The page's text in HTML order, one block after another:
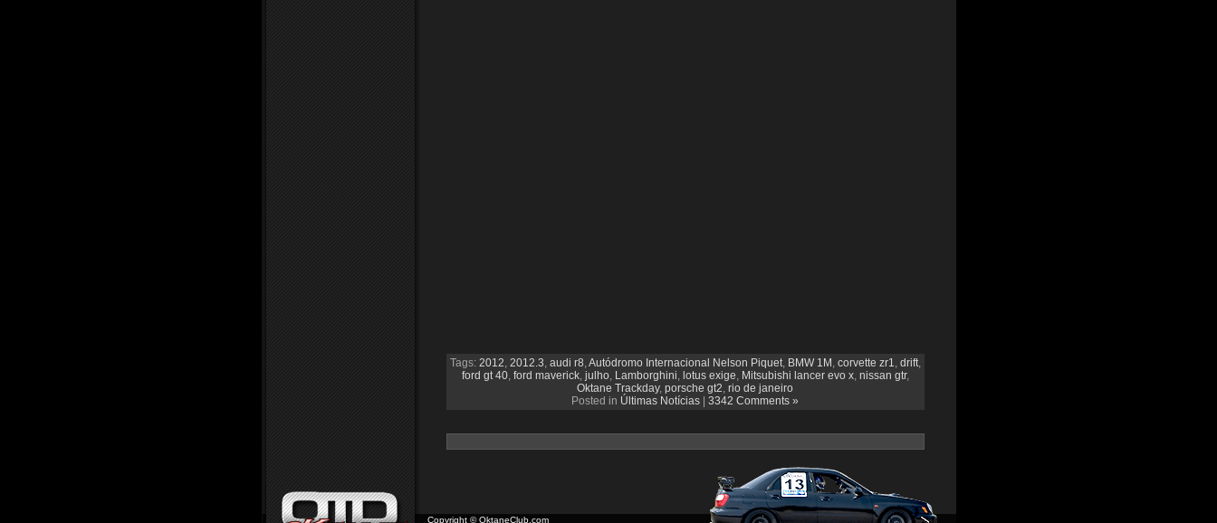
Tags: 2012, 2012.3, audi r8,Autódromo Internacional Nelson Piquet, BMW 1M , corvette zr1, drift,
ford gt 40, ford maverick, julho, Lamborghini, lotus exige, Mitsubishi lancer evo x, nissan gtr,
Oktane Trackday, porsche gt2, rio de janeiro
Posted in Últimas Notícias 3342 Comments »
Copyright © OktaneClub.com